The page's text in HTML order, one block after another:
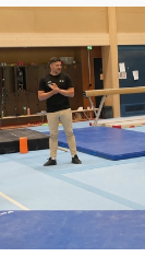
Zagreb